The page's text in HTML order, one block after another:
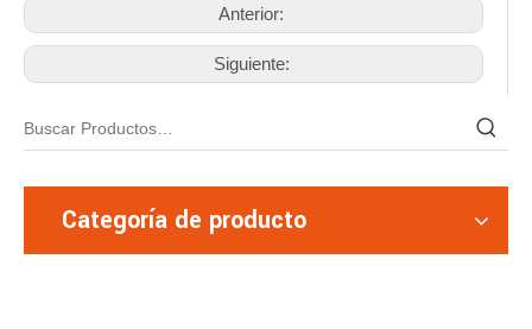
Anterior:
Siguiente:
Categoría de producto